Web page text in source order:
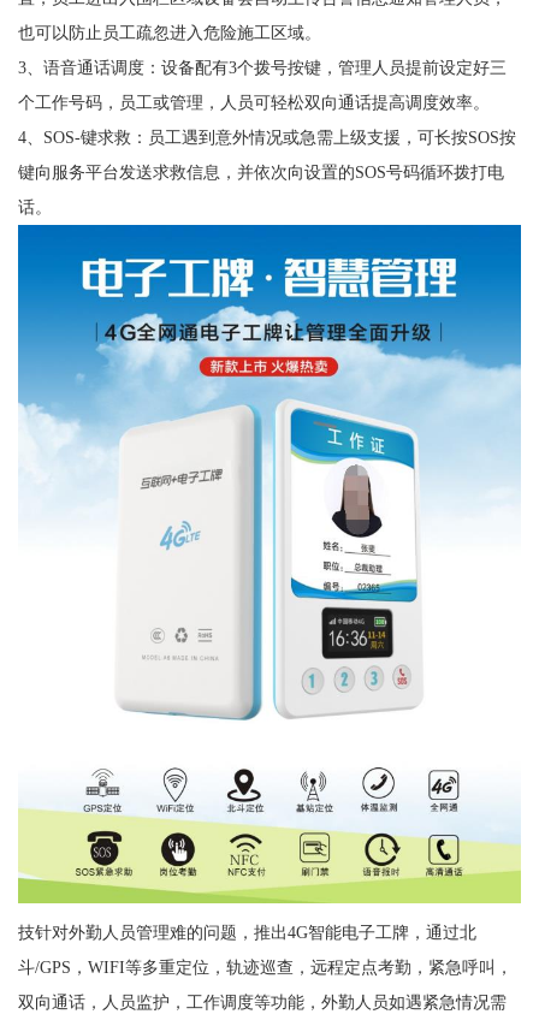
也可以防止员工疏忽进入危险施工区域。
3、语音通话调度：设备配有3个拨号按键，管理人员提前设定好三
个工作号码，员工或管理，人员可轻松双向通话提高调度效率。
4、SOS-键求救：员工遇到意外情况或急需上级支援，可长按SOS按
键向服务平台发送求救信息，并依次向设置的SOS号码循环拨打电
话。
技针对外勤人员管理难的问题，推出4G智能电子工牌，通过北
斗/GPS，WIFI等多重定位，轨迹巡查，远程定点考勤，紧急呼叫，
双向通话，人员监护，工作调度等功能，外勤人员如遇紧急情况需